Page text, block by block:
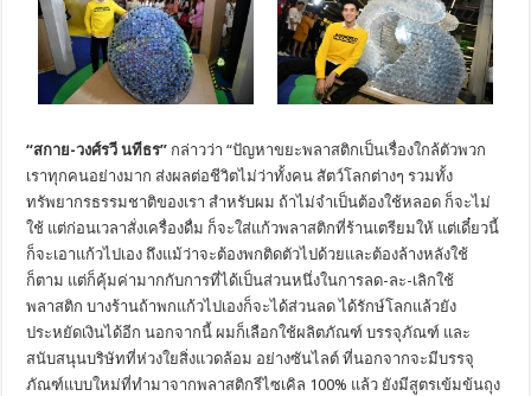
“สกาย-วงศ์รวี นทีธร” กล่าวว่า “ปัญหาขยะพลาสติกเป็นเรื่องใกล้ตัวพวก
เราทุกคนอย่างมาก ส่งผลต่อชีวิตไม่ว่าทั้งคน สัตว์โลกต่างๆ รวมทั้ง
ทรัพยากรธรรมชาติของเรา สำหรับผม ถ้าไม่จำเป็นต้องใช้หลอด ก็จะไม่
ใช้ แต่ก่อนเวลาสั่งเครื่องดื่ม ก็จะใส่แก้วพลาสติกที่ร้านเตรียมให้ แต่เดี๋ยวนี้
ก็จะเอาแก้วไปเอง ถึงแม้ว่าจะต้องพกติดตัวไปด้วยและต้องล้างหลังใช้
ก็ตาม แต่ก็คุ้มค่ามากกับการที่ได้เป็นส่วนหนึ่งในการลด-ละ-เลิกใช้
พลาสติก บางร้านถ้าพกแก้วไปเองก็จะได้ส่วนลด ได้รักษ์โลกแล้วยัง
ประหยัดเงินได้อีก นอกจากนี้ ผมก็เลือกใช้ผลิตภัณฑ์ บรรจุภัณฑ์ และ
สนับสนุนบริษัทที่ห่วงใยสิ่งแวดล้อม อย่างซันไลต์ ที่นอกจากจะมีบรรจุ
ภัณฑ์แบบใหม่ที่ทำมาจากพลาสติกรีไซเคิล 100% แล้ว ยังมีสูตรเข้มข้นถุง